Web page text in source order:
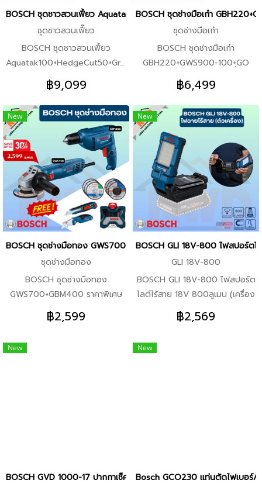
BOSCH GO GEN3 KIT สว่าน
ไขควงไร้สาย พร้อมอุปกรณ์ 1x
BOSCH ตลับเมตร 5เมตร 1x
BOSCH ใบเลื่อยวงเดือน 7นิ้ว
60ฟัน 3x BOSCH กระดาษทราย
ฟองน้ำแบบเข้ามุม (หยาบ/กลาง/
ละเอียด) 5x BOSCH ใบเลื่อยจิ๊ก
ซอว์ตัดไม้ T144D 1x BOSCH
กระเป๋าเครื่องมือช่าง
เครื่องตัด ลูกหมู ขนาด 4นิ้ว 1x
BOSCH GO GEN3 KIT สว่าน
ไขควงไร้สาย พร้อมอุปกรณ์ 1x
BOSCH Measurment Tape
ตลับเมตร ยาว 5เมตร 3x BOSCH
ใบตัดเหล็ก ขนาด 4นิ้ว 3x
BOSCH ใบเจียเหล็ก ขนาด 4นิ้ว
1x BOSCH ดอกโรตารี่ SDS-Plus-
1 6x100/160 1x BOSCH ดอก
โรตารี่ SDS-Plus-1 10x100/160
1x BOSCH ดอกโรตารี่ SDS-Plus-
1 8x100/160
BOSCH ชุดชาวสวนเฟี้ยว
ชุดชาวสวนเฟี๊ยว
BOSCH ชุดชาวสวนเฟี้ยว
Aquatak100+HedgeCut50+GrassCut23+EasyPrune+Head
Lamp ราคาพิเศษยกชุด พร้อมลุย
PRO Q3/2025 ชุดรวมสินค้าจาก
BOSCH ของแท้ ลงทะเบียน
ONLINE พร้อมขอแถมจัดหนัก จัด
เต็ม จากราคาเต็ม 11,410 เหลือ
9,099 ในชุดประกอบไปด้วย 1x
BOSCH EasyAquatak100
เครื่องฉีดน้ำแรงดันสูง 100บาร์
ก้านยาว 1x BOSCH
UniversalHedgeCut50 เครื่อง
ตัดแต่งกิ่งไม้ไฟฟ้า 1x BOSCH
ไฟฟ้า 1x BOSCH EasyPrune
กรรไกรตัดกิ่งไม้ไร้สาย 3.6V 1x
BOSCH Head Lamp ไฟฉายคาด
หัว 190LM 1x ถุงมีอ Safety คละ
ไชด์ 1x แว่นตากันสะเก็ด คละยี่ห้อ
คละสี
฿9,099
BOSCH ชุดช่างมือเก๋า
ชุดช่างมือเก๋า
BOSCH ชุดช่างมือเก๋า
GBH220+GWS900-100+ฺGO
GEN3 KIT ราคาพิเศษยกชุด พร้อม
ของแถม PRO Q3/2025 ชุดรวม
สินค้าจาก BOSCH ของแท้ ลง
ทะเบียน ONLINE พร้อมขอแถมจัด
หนัก จัดเต็ม จากราคาเต็ม 8,654
เหลือ 6,499 ในชุดประกอบไปด้วย
1x BOSCH GBH220 สว่านโรตารี่
3ระบบ เจาะปูน กระแทก 22มิล 1x
BOSCH GWS900-100 เครื่อง
เจีย เครื่องตัด ลูกหมู ขนาด 4นิ้ว
Heavy DUTY 1x BOSCH GO
อเนกประสงค์ + ใบมีด 10 ใบ 3x
BOSCH ใบตัดเหล็ก ขนาด 4นิ้ว
3x BOSCH ใบเจียเหล็ก ขนาด
4นิ้ว 1x BOSCH ดอกโรตารี่ SDS-
Plus-1 6x100/160 1x BOSCH
ดอกโรตารี่ SDS-Plus-1
8x100/160 1x BOSCH ดอก
฿6,499
New
BOSCH ชุดช่างมือทอง GWS700+GBM400 ราคาพิเศษยกชุด พร้อมข
ชุดช่างมือทอง
BOSCH ชุดช่างมือทอง
GWS700+GBM400 ราคาพิเศษ
ยกชุด พร้อมของแถม PRO
Q3/2025 ชุดรวมสินค้าจาก
ONLINE พร้อมขอแถมจัดหนัก จัด
฿2,599
New
BOSCH GLI 18V-800 ไฟสปอร์ต
GLI 18V-800
BOSCH GLI 18V-800 ไฟสปอร์ต
ไลต์ไร้สาย 18V 800ลูเมน (เครื่อง
เปล่า) 0.601.443.600 คุณสมบัติ
สินค้า -GLI 18V-800
ทำงานได้อย่างมีประสิทธิภาพ ไฟ
฿2,569
New
BOSCH GVD 1000-17 ปากกาเช็คไฟ/ตัดทดสอบกำลังไฟฟ้า
New
Bosch GCO230 แท่นตัดไฟเบอร์/